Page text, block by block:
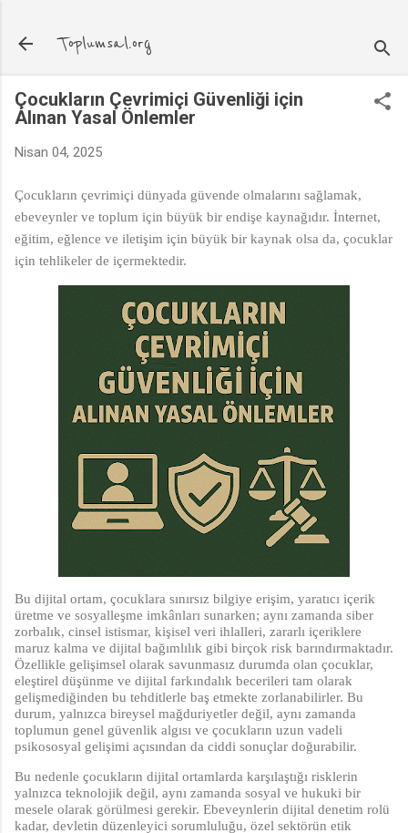
Toplumsal.org
Çocukların Çevrimiçi Güvenliği için
Alınan Yasal Önlemler
Nisan 04, 2025
Çocukların çevrimiçi dünyada güvende olmalarını sağlamak,
ebeveynler ve toplum için büyük bir endişe kaynağıdır. İnternet,
eğitim, eğlence ve iletişim için büyük bir kaynak olsa da, çocuklar
için tehlikeler de içermektedir.
Bu dijital ortam, çocuklara sınırsız bilgiye erişim, yaratıcı içerik
üretme ve sosyalleşme imkânları sunarken; aynı zamanda siber
zorbalık, cinsel istismar, kişisel veri ihlalleri, zararlı içeriklere
maruz kalma ve dijital bağımlılık gibi birçok risk barındırmaktadır.
Özellikle gelişimsel olarak savunmasız durumda olan çocuklar,
eleştirel düşünme ve dijital farkındalık becerileri tam olarak
gelişmediğinden bu tehditlerle baş etmekte zorlanabilirler. Bu
durum, yalnızca bireysel mağduriyetler değil, aynı zamanda
toplumun genel güvenlik algısı ve çocukların uzun vadeli
psikososyal gelişimi açısından da ciddi sonuçlar doğurabilir.
Bu nedenle çocukların dijital ortamlarda karşılaştığı risklerin
yalnızca teknolojik değil, aynı zamanda sosyal ve hukuki bir
mesele olarak görülmesi gerekir. Ebeveynlerin dijital denetim rolü
kadar, devletin düzenleyici sorumluluğu, özel sektörün etik